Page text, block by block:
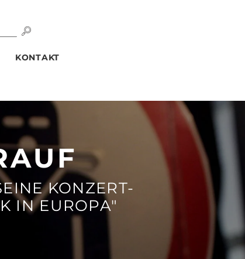
SUCHE
KONTAKT
KONZERT-
IN EUROPA"